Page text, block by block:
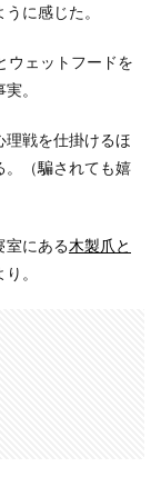
に感じた。
ウェットフードを
。
理戦を仕掛けるほ
。（騙されても嬉
室にある木製爪と
。